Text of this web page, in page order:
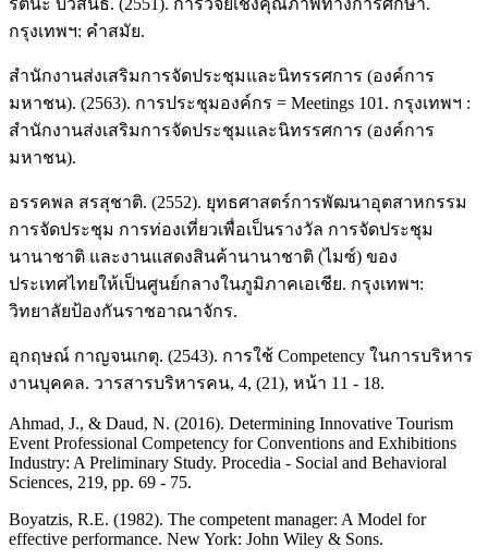
รัตนะ บัวสนธ์. (2551). การวิจัยเชิงคุณภาพทางการศึกษา.
กรุงเทพฯ: คำสมัย.
สำนักงานส่งเสริมการจัดประชุมและนิทรรศการ (องค์การ
มหาชน). (2563). การประชุมองค์กร = Meetings 101. กรุงเทพฯ :
สำนักงานส่งเสริมการจัดประชุมและนิทรรศการ (องค์การ
มหาชน).
อรรคพล สรสุชาติ. (2552). ยุทธศาสตร์การพัฒนาอุตสาหกรรม
การจัดประชุม การท่องเที่ยวเพื่อเป็นรางวัล การจัดประชุม
นานาชาติ และงานแสดงสินค้านานาชาติ (ไมซ์) ของ
ประเทศไทยให้เป็นศูนย์กลางในภูมิภาคเอเชีย. กรุงเทพฯ:
วิทยาลัยป้องกันราชอาณาจักร.
อุกฤษณ์ กาญจนเกตุ. (2543). การใช้ Competency ในการบริหาร
งานบุคคล. วารสารบริหารคน, 4, (21), หน้า 11 - 18.
Ahmad, J., & Daud, N. (2016). Determining Innovative Tourism
Event Professional Competency for Conventions and Exhibitions
Industry: A Preliminary Study. Procedia - Social and Behavioral
Sciences, 219, pp. 69 - 75.
Boyatzis, R.E. (1982). The competent manager: A Model for
effective performance. New York: John Wiley & Sons.